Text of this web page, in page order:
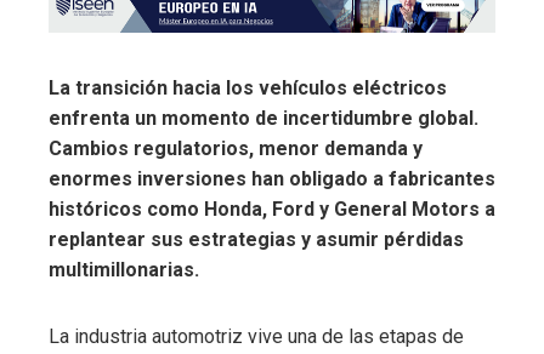
La transición hacia los vehículos eléctricos
enfrenta un momento de incertidumbre global.
Cambios regulatorios, menor demanda y
enormes inversiones han obligado a fabricantes
históricos como Honda, Ford y General Motors a
replantear sus estrategias y asumir pérdidas
multimillonarias.
La industria automotriz vive una de las etapas de